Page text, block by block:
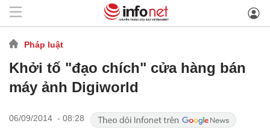
Pháp luật
Khởi tố "đạo chích" cửa hàng bán
máy ảnh Digiworld
06/09/2014 - 08:28